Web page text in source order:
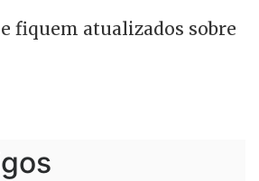
fiquem atualizados sobre